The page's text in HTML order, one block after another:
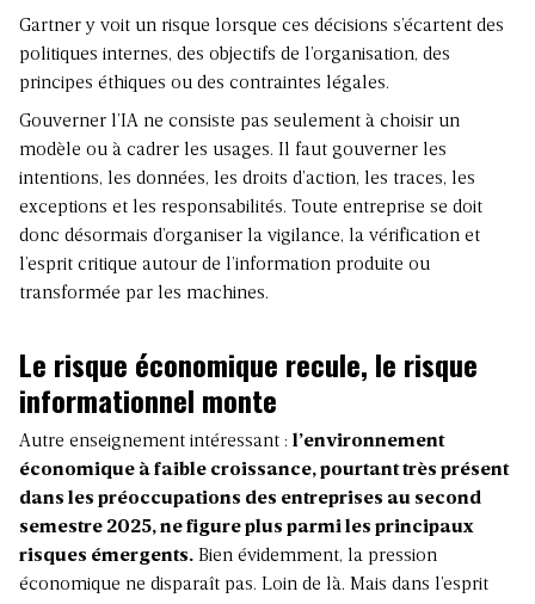
Gartner y voit un risque lorsque ces décisions s’écartent des
politiques internes, des objectifs de l’organisation, des
principes éthiques ou des contraintes légales.
Gouverner l’IA ne consiste pas seulement à choisir un
modèle ou à cadrer les usages. Il faut gouverner les
intentions, les données, les droits d’action, les traces, les
exceptions et les responsabilités. Toute entreprise se doit
donc désormais d’organiser la vigilance, la vérification et
l’esprit critique autour de l’information produite ou
transformée par les machines.
Le risque économique recule, le risque
informationnel monte
Autre enseignement intéressant : l’environnement
économique à faible croissance, pourtant très présent
dans les préoccupations des entreprises au second
semestre 2025, ne figure plus parmi les principaux
risques émergents. Bien évidemment, la pression
économique ne disparaît pas. Loin de là. Mais dans l’esprit